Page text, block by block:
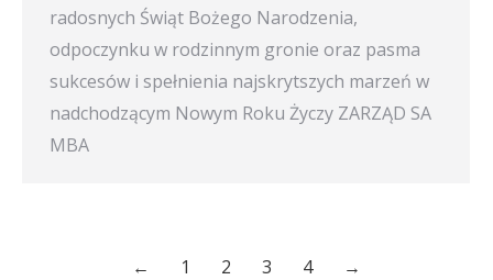
radosnych Świąt Bożego Narodzenia,
odpoczynku w rodzinnym gronie oraz pasma
sukcesów i spełnienia najskrytszych marzeń w
nadchodzącym Nowym Roku Życzy ZARZĄD SA
MBA
← 1 2 3 4 →